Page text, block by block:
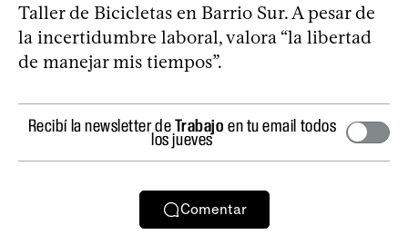
Taller de Bicicletas en Barrio Sur. A pesar de
la incertidumbre laboral, valora “la libertad
de manejar mis tiempos”.
Recibí la newsletter deTrabajo en tu email todos
los jueves
Comentar